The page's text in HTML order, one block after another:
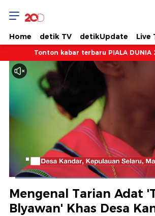
Home detik TV detikUpdate Live
Tonton kabar terbaru PIALA DUNIA
Berhenti
Suara
Hidup
Dimuat:
Mengenal Tarian Adat
Blyawan' Khas Desa